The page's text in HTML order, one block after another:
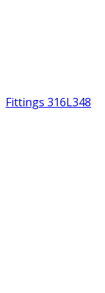
Fittings 316L348